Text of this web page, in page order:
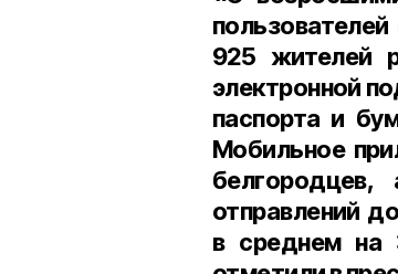
925 жителей
электронной
паспорта и
Мобильное
белгородцев,
отправлений
в среднемна